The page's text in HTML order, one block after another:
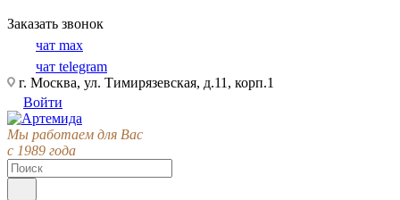
Заказать звонок
чат max
чат telegram
г. Москва, ул. Тимирязевская, д.11, корп.1
Войти
Мы работаем для Вас
с 1989 года